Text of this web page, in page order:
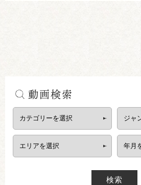
動画検索
検索